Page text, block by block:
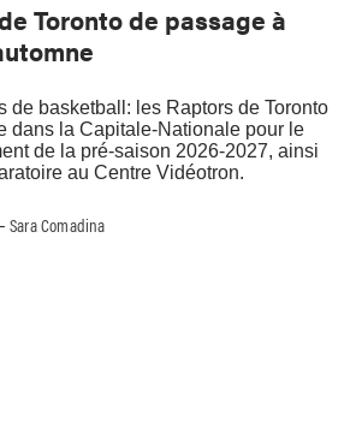
Toronto de passage à
de basketball: les Raptors de Toronto
dans la Capitale-Nationale pour le
de la pré-saison 2026-2027, ainsi
au Centre Vidéotron.
Sara Comadina